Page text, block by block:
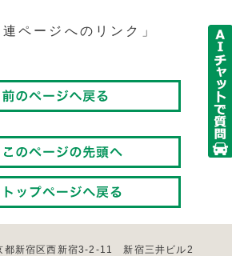
ページへのリンク」
新宿区西新宿3-2-11 新宿三井ビル2